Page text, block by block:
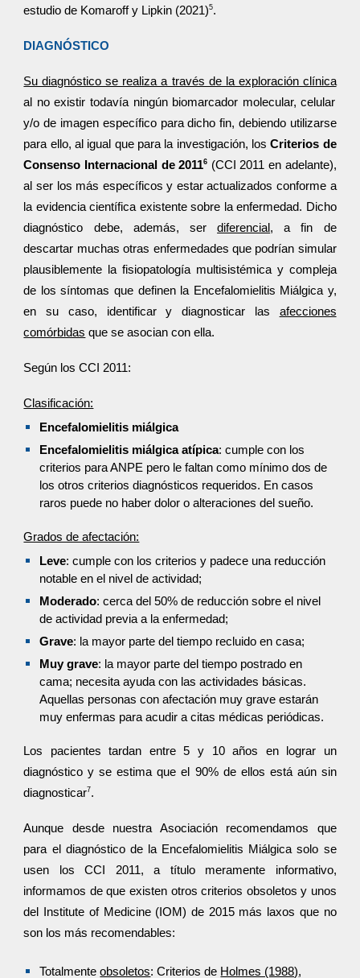
estudio de Komaroff y Lipkin (2021)5.
DIAGNÓSTICO
Su diagnóstico se realiza a través de la exploración clínica
al no existir todavía ningún biomarcador molecular, celular
y/o de imagen específico para dicho fin, debiendo utilizarse
para ello, al igual que para la investigación, losCriterios de
Consenso Internacional de 20116 (CCI 2011 en adelante),
al ser los más específicos y estar actualizados conforme a
la evidencia científica existente sobre la enfermedad. Dicho
diagnóstico debe, además, serdiferencial , a fin de
descartar muchas otras enfermedades que podrían simular
plausiblemente la fisiopatología multisistémica y compleja
de los síntomas que definen la Encefalomielitis Miálgica y,
en su caso, identificar y diagnosticar las afecciones
comórbidas que se asocian con ella.
Según los CCI 2011:
Clasificación:
Encefalomielitis miálgica
Encefalomielitis miálgica atípica: cumple con los
criterios para ANPE pero le faltan como mínimo dos de
los otros criterios diagnósticos requeridos. En casos
raros puede no haber dolor o alteraciones del sueño.
Grados de afectación:
Leve: cumple con los criterios y padece una reducción
notable en el nivel de actividad;
Moderado: cerca del 50% de reducción sobre el nivel
de actividad previa a la enfermedad;
Grave: la mayor parte del tiempo recluido en casa;
Muy grave: la mayor parte del tiempo postrado en
cama; necesita ayuda con las actividades básicas.
Aquellas personas con afectación muy grave estarán
muy enfermas para acudir a citas médicas periódicas.
Los pacientes tardan entre 5 y 10 años en lograr un
diagnóstico y se estima que el 90% de ellos está aún sin
diagnosticar7.
Aunque desde nuestra Asociación recomendamos que
para el diagnóstico de la Encefalomielitis Miálgica solo se
usen los CCI 2011, a título meramente informativo,
informamos de que existen otros criterios obsoletos y unos
del Institute of Medicine (IOM) de 2015 más laxos que no
son los más recomendables:
Totalmenteobsoletos: Criterios de Holmes (1988),